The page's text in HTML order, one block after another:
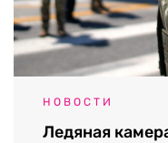
НОВОСТИ
Ледяная